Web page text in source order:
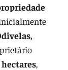
,